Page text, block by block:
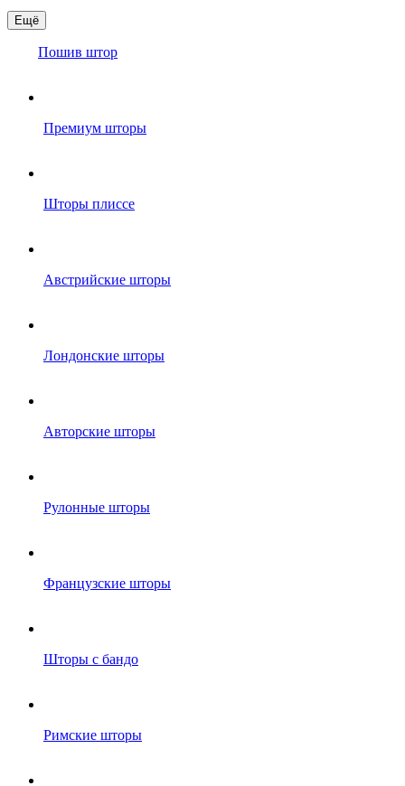
Ещё
Пошив штор
Премиум шторы
Шторы плиссе
Австрийские шторы
Лондонские шторы
Авторские шторы
Рулонные шторы
Французские шторы
Шторы с бандо
Римские шторы